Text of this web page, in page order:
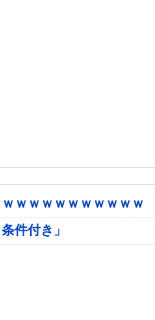
ｗｗｗｗｗｗｗｗｗｗ
件付き」